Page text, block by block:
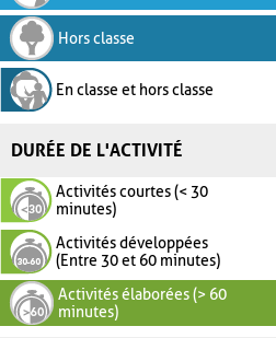
Hors classe
En classe et hors classe
DURÉE DE L'ACTIVITÉ
Activités courtes (< 30
minutes)
Activités développées
(Entre 30 et 60 minutes)
Activités élaborées (> 60
minutes)